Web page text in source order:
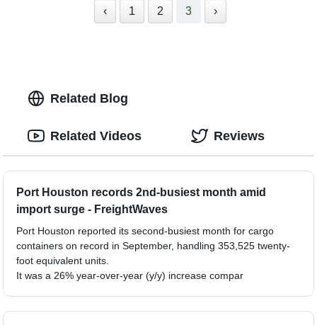
‹ 1 2 3 ›
Related Blog
Port Houston records 2nd-busiest month amid
import surge - FreightWaves
Port Houston reported its second-busiest month for cargo
containers on record in September, handling 353,525 twenty-
foot equivalent units.
It was a 26% year-over-year (y/y) increase compar
Related Videos Reviews